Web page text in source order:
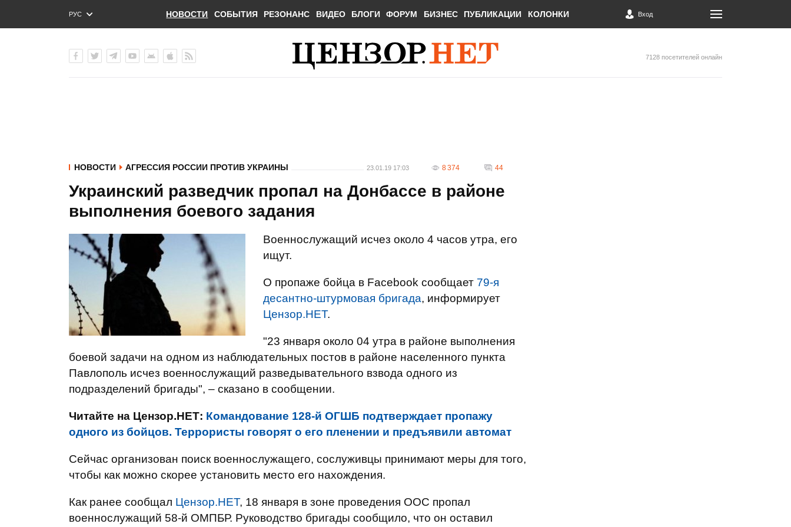
РУС
ENG
НОВОСТИ СОБЫТИЯ РЕЗОНАНС ВИДЕО БЛОГИ ФОРУМ БИЗНЕС ПУБЛИКАЦИИ КОЛОНКИ Вход
7128 посетителей онлайн
НОВОСТИ АГРЕССИЯ РОССИИ ПРОТИВ УКРАИНЫ 23.01.19 17:03 8 374 44
Украинский разведчик пропал на Донбассе в районе
выполнения боевого задания
Военнослужащий исчез около 4 часов утра, его
ищут.
О пропаже бойца в Facebook сообщает 79-я
десантно-штурмовая бригада, информирует
Цензор.НЕТ.
"23 января около 04 утра в районе выполнения
боевой задачи на одном из наблюдательных постов в районе населенного пункта
Павлополь исчез военнослужащий разведывательного взвода одного из
подразделений бригады", – сказано в сообщении.
Читайте на Цензор.НЕТ: Командование 128-й ОГШБ подтверждает пропажу
одного из бойцов. Террористы говорят о его пленении и предъявили автомат
Сейчас организован поиск военнослужащего, сослуживцы принимают меры для того,
чтобы как можно скорее установить место его нахождения.
Как ранее сообщал Цензор.НЕТ, 18 января в зоне проведения ООС пропал
военнослужащий 58-й ОМПБР. Руководство бригады сообщило, что он оставил